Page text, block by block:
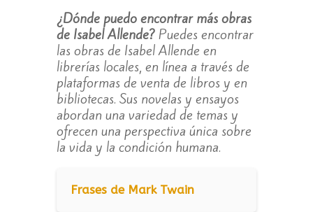
¿Dónde puedo encontrar más obras
de Isabel Allende?Puedes encontrar
las obras de Isabel Allende en
librerías locales, en línea a través de
plataformas de venta de libros y en
bibliotecas. Sus novelas y ensayos
abordan una variedad de temas y
ofrecen una perspectiva única sobre
la vida y la condición humana.
Frases de Mark Twain